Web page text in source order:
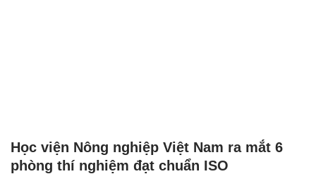
Học viện Nông nghiệp Việt Nam ra mắt 6
phòng thí nghiệm đạt chuẩn ISO